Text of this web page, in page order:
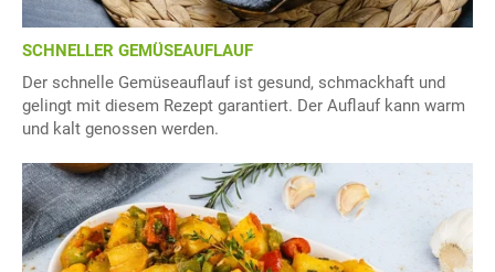
SCHNELLER GEMÜSEAUFLAUF
Der schnelle Gemüseauflauf ist gesund, schmackhaft und
gelingt mit diesem Rezept garantiert. Der Auflauf kann warm
und kalt genossen werden.